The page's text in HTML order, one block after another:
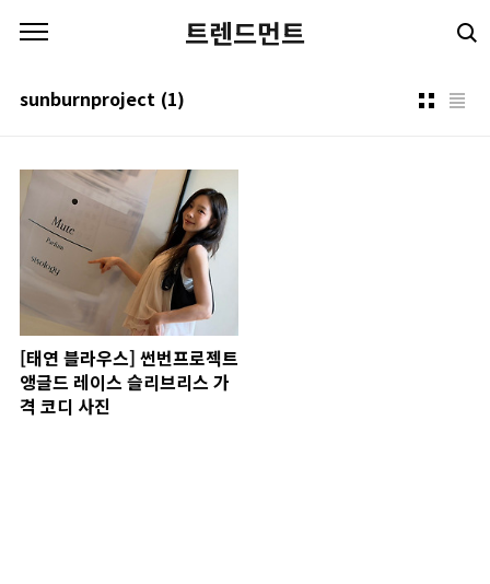
트렌드먼트
sunburnproject (1)
[태연 블라우스] 썬번프로젝트
앵글드 레이스 슬리브리스 가
격 코디 사진